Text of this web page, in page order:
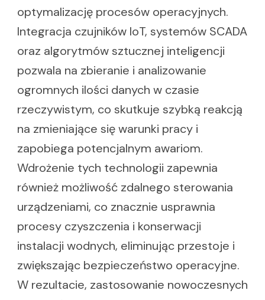
optymalizację procesów operacyjnych.
Integracja czujników IoT, systemów SCADA
oraz algorytmów sztucznej inteligencji
pozwala na zbieranie i analizowanie
ogromnych ilości danych w czasie
rzeczywistym, co skutkuje szybką reakcją
na zmieniające się warunki pracy i
zapobiega potencjalnym awariom.
Wdrożenie tych technologii zapewnia
również możliwość zdalnego sterowania
urządzeniami, co znacznie usprawnia
procesy czyszczenia i konserwacji
instalacji wodnych, eliminując przestoje i
zwiększając bezpieczeństwo operacyjne.
W rezultacie, zastosowanie nowoczesnych